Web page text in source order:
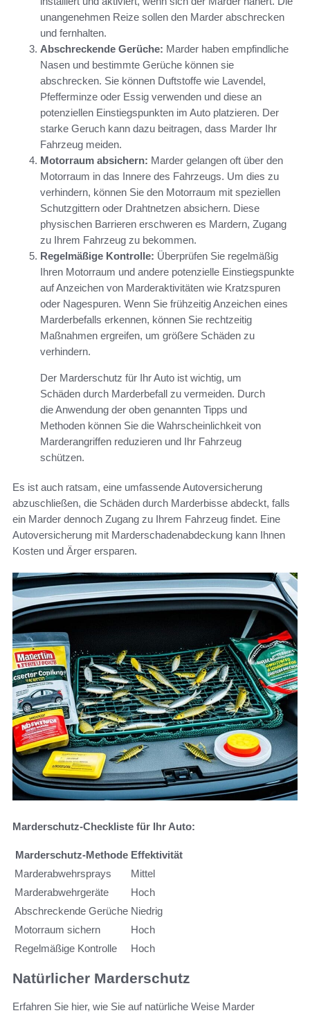
unangenehmen Reize sollen den Marder abschrecken
und fernhalten.
Abschreckende Gerüche: Marder haben empfindliche
Nasen und bestimmte Gerüche können sie
abschrecken. Sie können Duftstoffe wie Lavendel,
Pfefferminze oder Essig verwenden und diese an
potenziellen Einstiegspunkten im Auto platzieren. Der
starke Geruch kann dazu beitragen, dass Marder Ihr
Fahrzeug meiden.
Motorraum absichern: Marder gelangen oft über den
Motorraum in das Innere des Fahrzeugs. Um dies zu
verhindern, können Sie den Motorraum mit speziellen
Schutzgittern oder Drahtnetzen absichern. Diese
physischen Barrieren erschweren es Mardern, Zugang
zu Ihrem Fahrzeug zu bekommen.
Regelmäßige Kontrolle: Überprüfen Sie regelmäßig
Ihren Motorraum und andere potenzielle Einstiegspunkte
auf Anzeichen von Marderaktivitäten wie Kratzspuren
oder Nagespuren. Wenn Sie frühzeitig Anzeichen eines
Marderbefalls erkennen, können Sie rechtzeitig
Maßnahmen ergreifen, um größere Schäden zu
verhindern.
Der Marderschutz für Ihr Auto ist wichtig, um
Schäden durch Marderbefall zu vermeiden. Durch
die Anwendung der oben genannten Tipps und
Methoden können Sie die Wahrscheinlichkeit von
Marderangriffen reduzieren und Ihr Fahrzeug
schützen.
Es ist auch ratsam, eine umfassende Autoversicherung
abzuschließen, die Schäden durch Marderbisse abdeckt, falls
ein Marder dennoch Zugang zu Ihrem Fahrzeug findet. Eine
Autoversicherung mit Marderschadenabdeckung kann Ihnen
Kosten und Ärger ersparen.
Marderschutz-Checkliste für Ihr Auto:
Marderschutz-Methode Effektivität
Marderabwehrsprays
Mittel
Marderabwehrgeräte
Hoch
Abschreckende Gerüche Niedrig
Motorraum sichern
Hoch
Regelmäßige Kontrolle
Hoch
Natürlicher Marderschutz
Erfahren Sie hier, wie Sie auf natürliche Weise Marder